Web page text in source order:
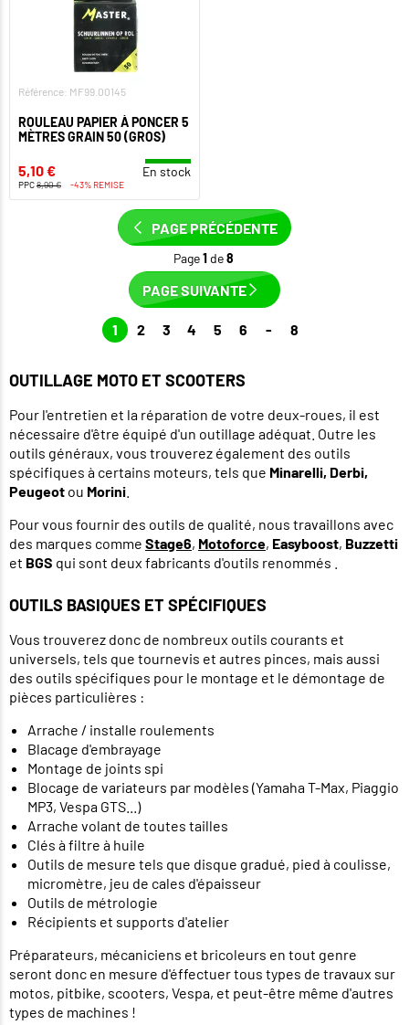
Référence: MF99.00145
ROULEAU PAPIER À PONCER 5
MÈTRES GRAIN 50 (GROS)
5,10 € En stock
PPC8,90 € -43% REMISE
PAGE PRÉCÉDENTE
Page 1 de 8
PAGE SUIVANTE
1 2 3 4 5 6 - 8
OUTILLAGE MOTO ET SCOOTERS
Pour l'entretien et la réparation de votre deux-roues, il est
nécessaire d'être équipé d'un outillage adéquat. Outre les
outils généraux, vous trouverez également des outils
spécifiques à certains moteurs, tels que Minarelli, Derbi,
Peugeot ou Morini
Pour vous fournir des outils de qualité, nous travaillons avec
des marques comme Stage6, Motoforce, Easyboost, Buzzetti
et BGS qui sont deux fabricants d'outils renommés .
OUTILS BASIQUES ET SPÉCIFIQUES
Vous trouverez donc de nombreux outils courants et
universels, tels que tournevis et autres pinces, mais aussi
des outils spécifiques pour le montage et le démontage de
pièces particulières :
Arrache / installe roulements
Blacage d'embrayage
Montage de joints spi
Blocage de variateurs par modèles (Yamaha T-Max, Piaggio
MP3, Vespa GTS...)
Arrache volant de toutes tailles
Clés à filtre à huile
Outils de mesure tels que disque gradué, pied à coulisse,
micromètre, jeu de cales d'épaisseur
Outils de métrologie
Récipients et supports d'atelier
Préparateurs, mécaniciens et bricoleurs en tout genre
seront donc en mesure d'éffectuer tous types de travaux sur
motos, pitbike, scooters, Vespa, et peut-être même d'autres
types de machines !